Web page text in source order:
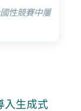
性競賽中屢
入生成式